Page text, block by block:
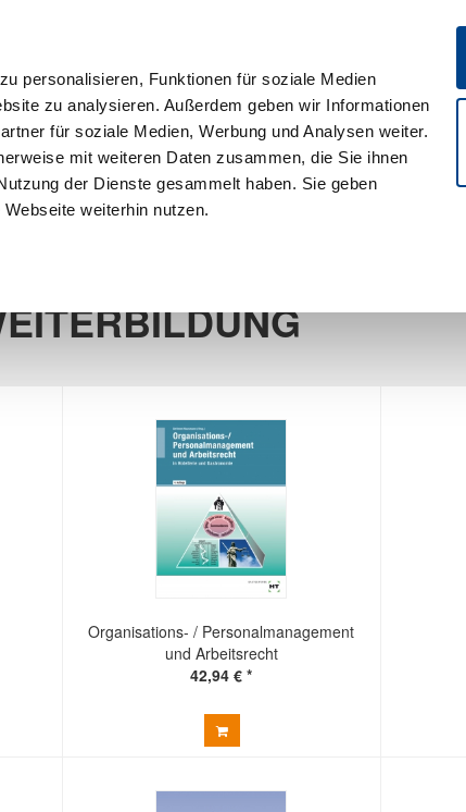
personalisieren, Funktionen für soziale Medien
zu analysieren. Außerdem geben wir Informationen
für soziale Medien, Werbung und Analysen weiter.
mit weiteren Daten zusammen, die Sie ihnen
der Dienste gesammelt haben. Sie geben
weiterhin nutzen.
Center Existenzgründung Gastro-Spezial
Organisations- / Personalmanagement
und Arbeitsrecht
42,94 € *